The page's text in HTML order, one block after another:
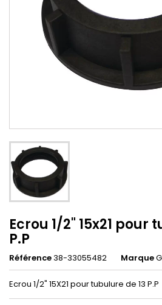
Ecrou 1/2" 15x21 pour
P.P
Référence38-33055482 Marque
Ecrou 1/2" 15X21 pour tubulure de 13 P.P